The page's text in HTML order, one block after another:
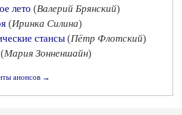
лето (Валерий Брянский)
(Иринка Силина)
стансы (Пётр Флотский)
(Мария Зонненшайн)
анонсов →